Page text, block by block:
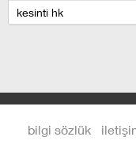
kesinti hk
bilgi sözlük